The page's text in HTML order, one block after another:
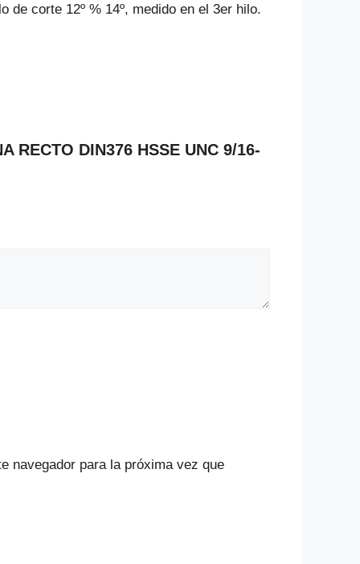
de corte 12º % 14º, medido en el 3er hilo.
RECTO DIN376 HSSE UNC 9/16-
navegador para la próxima vez que